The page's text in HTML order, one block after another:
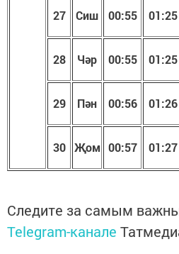
27 Сиш 00:55 01:25
28 Чәр 00:55 01:25
29 Пән 00:56 01:26
30 Җом 00:57 01:27
Следите за самым
Telegram-канале